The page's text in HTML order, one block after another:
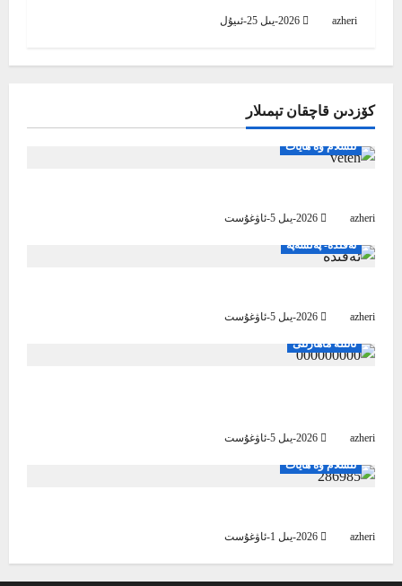
n
azheri
كۆزدىن قاچقان تېمىلار
ئىسلام ۋە ھايات
azheri
ئەقىدە- پەلسەپە
azheri
ئائىلە ماھارىتى
azheri
ئىسلام ۋە ھايات
azheri